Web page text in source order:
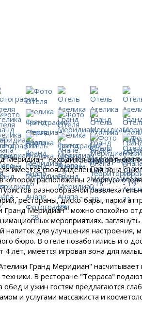
Меридиан" находится в курортном
имеется своя выделенная зона с
расположены 2 корпуса
разнообразной
рестораны, диско-бары, парки
Гранд Меридиан": можно спокойно
мероприятиях,
напиток для улучшения настроения,
бюро. В отеле позаботились и о
4 лет, имеется игровая зона для
Гранд Меридиан"
техники. В ресторане "Терраса"
обед и ужин гостям предлагаются
и услугами массажиста и